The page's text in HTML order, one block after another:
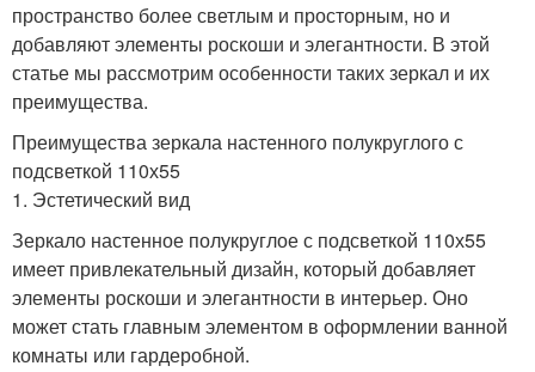
пространство более светлым и просторным, но и
добавляют элементы роскоши и элегантности. В этой
статье мы рассмотрим особенности таких зеркал и их
преимущества.
Преимущества зеркала настенного полукруглого с
подсветкой 110х55
1. Эстетический вид
Зеркало настенное полукруглое с подсветкой 110х55
имеет привлекательный дизайн, который добавляет
элементы роскоши и элегантности в интерьер. Оно
может стать главным элементом в оформлении ванной
комнаты или гардеробной.